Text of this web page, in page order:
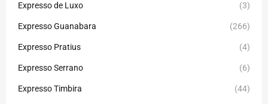
Expresso de Luxo (3)
Expresso Guanabara (266)
Expresso Pratius (4)
Expresso Serrano (6)
Expresso Timbira (44)